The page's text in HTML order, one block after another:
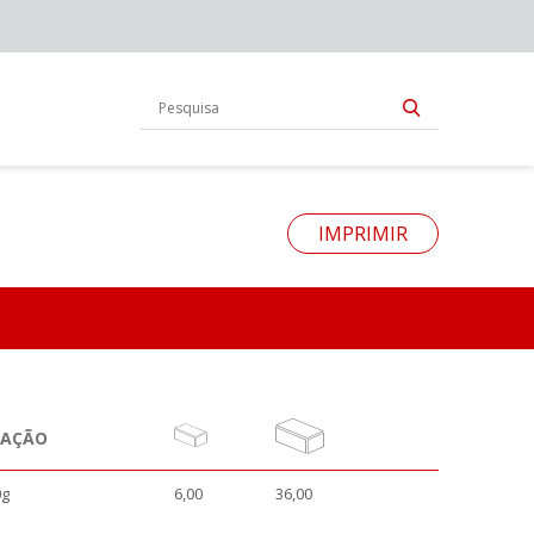
IMPRIMIR
6,00 36,00